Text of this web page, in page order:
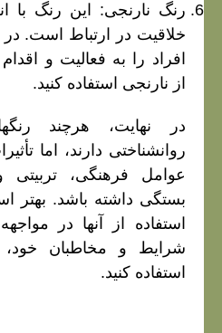
رنگ نارنجی: این رنگ با
خلاقیت در ارتباط است.
افراد را به فعالیت و
از نارنجی استفاده کنید.
در نهایت، هرچند رنگها
روانشناختی دارند، اما
عوامل فرهنگی،
بستگی داشته باشد. بهتر
استفاده از آنها در
شرایط و مخاطبان خود،
استفاده کنید.